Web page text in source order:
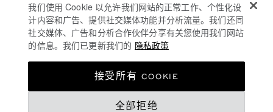
的宝石之一。赠送她一款钻石腕表，为她的腕间增光添
彩，点亮难忘的分享时刻。它不仅仅是一块腕表，更是一
件别具一格的珠宝。将臻美之作赠予心中挚爱。
凭借无可比拟的精湛技艺和巧妙匠心，我们的工匠为每一
制表艺术发挥到极致的艺术家：不放过任何一个细节。
我们使用 Cookie 以允许我们网站的正常工作、个性化设
计内容和广告、提供社交媒体功能并分析流量。我们还同
社交媒体、广告和分析合作伙伴分享有关您使用我们网站
的信息。我们已更新我们的 隐私政策
全部拒绝
接受所有 COOKIE